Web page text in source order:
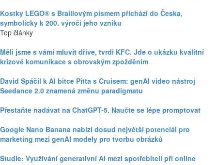
Kostky LEGO® s Braillovým písmem přichází do Česka,
symbolicky k 200. výročí jeho vzniku
Top články
Měli jsme s vámi mluvit dříve, tvrdí KFC. Jde o ukázku kvalitní
krizové komunikace s obrovským zpožděním
David Spáčil k AI bitce Pitta s Cruisem: genAI video nástroj
Seedance 2.0 znamená změnu paradigmatu
Přestaňte nadávat na ChatGPT-5. Naučte se lépe promptovat
Google Nano Banana nabízí dosud největší potenciál pro
marketing mezi genAI modely pro tvorbu obrázků
Studie: Využívání generativní AI mezi spotřebiteli při online